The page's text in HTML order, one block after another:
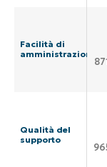
Facilità di
amministrazione
Qualità del
supporto